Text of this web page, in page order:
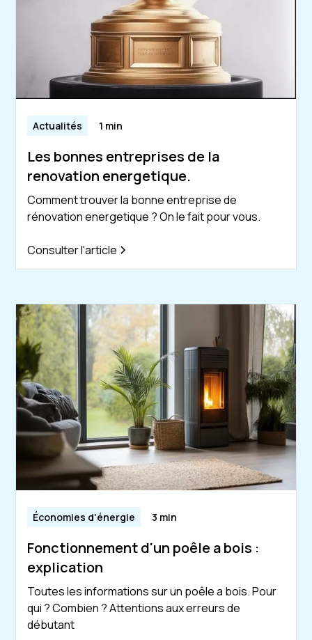
Actualités 1 min
Les bonnes entreprises de la
renovation energetique.
Comment trouver la bonne entreprise de
rénovation energetique ? On le fait pour vous.
Consulter l'article
Économies d'énergie 3 min
Fonctionnement d'un poêle a bois :
explication
Toutes les informations sur un poêle a bois. Pour
qui ? Combien ? Attentions aux erreurs de
débutant